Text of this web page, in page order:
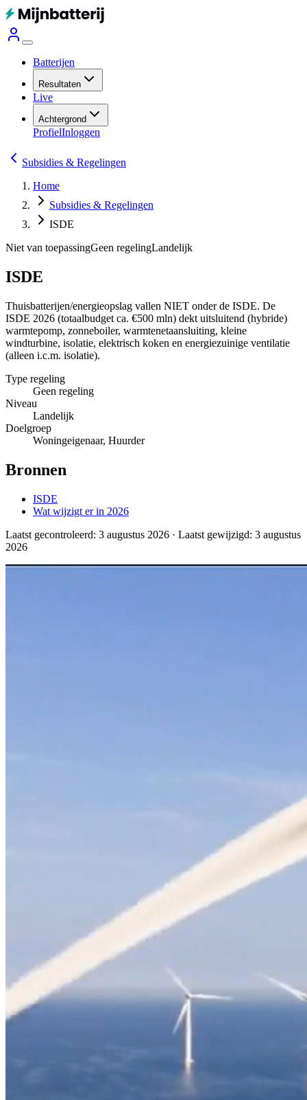
Batterijen
Resultaten
Live
Achtergrond
ProfielInloggen
Subsidies & Regelingen
Home
Subsidies & Regelingen
ISDE
Niet van toepassingGeen regelingLandelijk
ISDE
Thuisbatterijen/energieopslag vallen NIET onder de ISDE. De
ISDE 2026 (totaalbudget ca. €500 mln) dekt uitsluitend (hybride)
warmtepomp, zonneboiler, warmtenetaansluiting, kleine
windturbine, isolatie, elektrisch koken en energiezuinige ventilatie
(alleen i.c.m. isolatie).
Type regeling
Geen regeling
Niveau
Landelijk
Doelgroep
Woningeigenaar, Huurder
Bronnen
ISDE
Wat wijzigt er in 2026
Laatst gecontroleerd: 3 augustus 2026 · Laatst gewijzigd: 3 augustus
2026